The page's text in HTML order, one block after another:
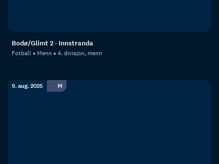
Bodø/Glimt 2 - Innstranda
Fotball Menn 4. divisjon, menn
9. aug. 2025 M